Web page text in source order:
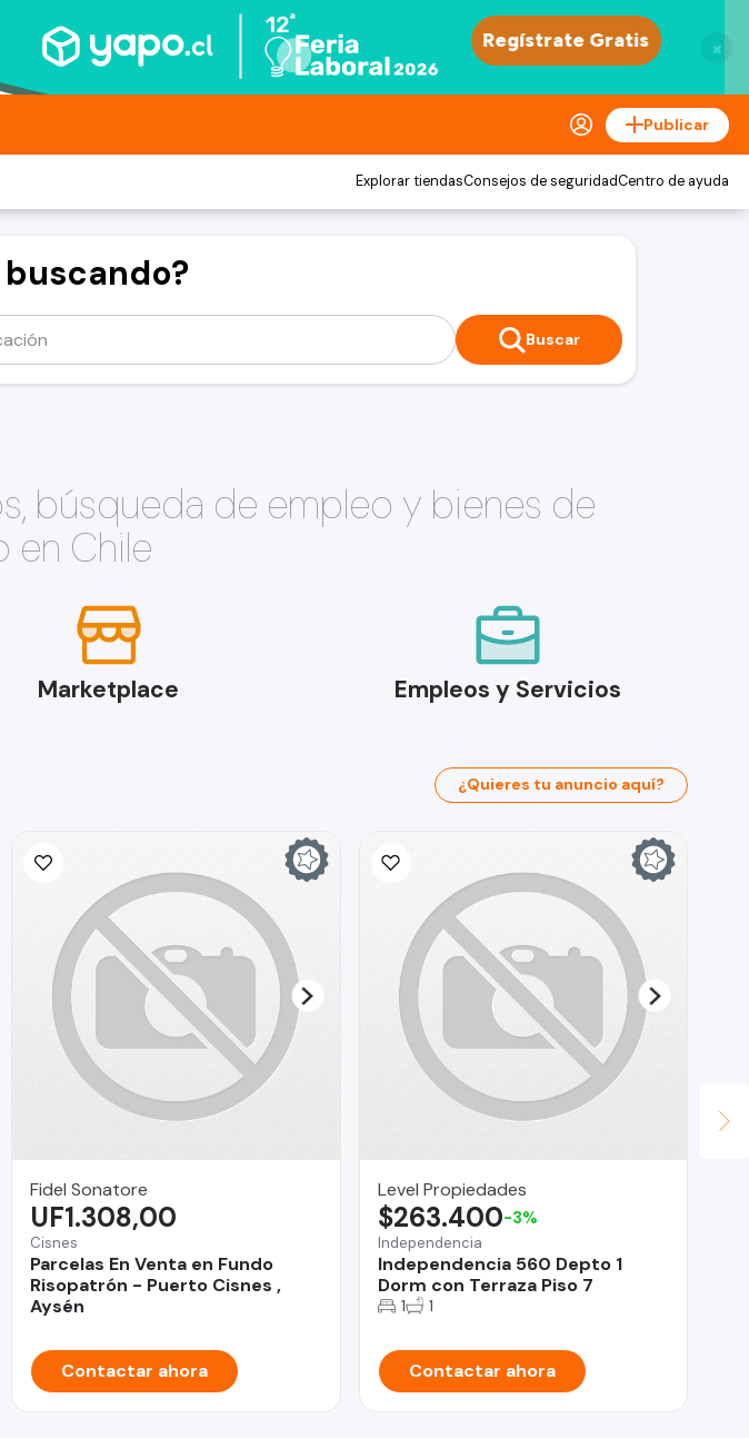
×
Publicar
Explorar tiendasConsejos de seguridadCentro de ayuda
Buscar
búsqueda de empleo y bienes de
en Chile
Marketplace Empleos y Servicios
¿Quieres tu anuncio aquí?
Fidel Sonatore
Cisnes
Parcelas En Venta en Fundo
Risopatrón - Puerto Cisnes ,
Aysén
UF1.308,00
Contactar ahora
Level Propiedades
Independencia
Independencia 560 Depto 1
Dorm con Terraza Piso 7
$263.400-3%
1 1
Contactar ahora